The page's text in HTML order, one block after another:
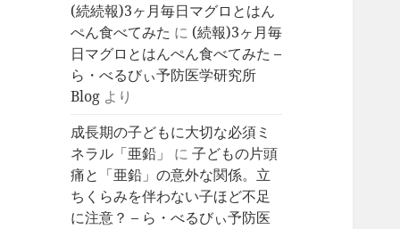
(続続報)3ヶ月毎日マグロとはん
ぺん食べてみた に (続報)3ヶ月毎
日マグロとはんぺん食べてみた –
ら・べるびぃ予防医学研究所
Blog より
成長期の子どもに大切な必須ミ
ネラル「亜鉛」
に子どもの片頭
痛と「亜鉛」の意外な関係。立
ちくらみを伴わない子ほど不足
に注意？ – ら・べるびぃ予防医